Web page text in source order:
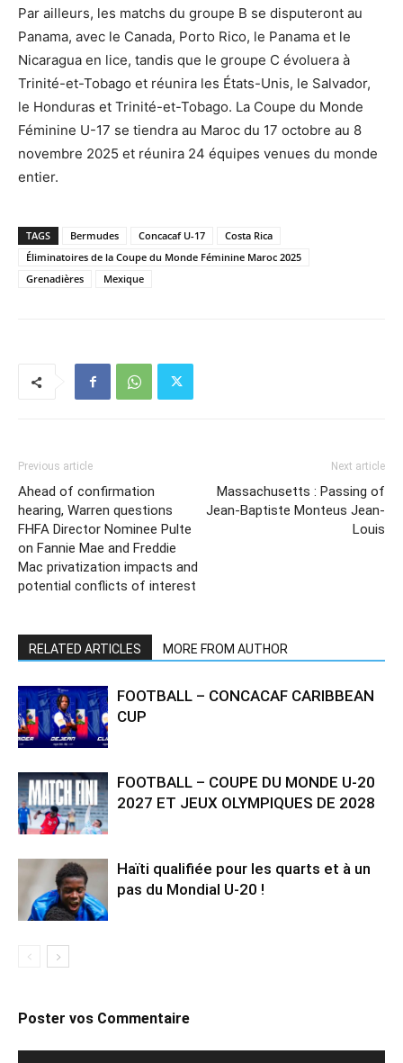
Par ailleurs, les matchs du groupe B se disputeront au
Panama, avec le Canada, Porto Rico, le Panama et le
Nicaragua en lice, tandis que le groupe C évoluera à
Trinité-et-Tobago et réunira les États-Unis, le Salvador,
le Honduras et Trinité-et-Tobago. La Coupe du Monde
Féminine U-17 se tiendra au Maroc du 17 octobre au 8
novembre 2025 et réunira 24 équipes venues du monde
entier.
TAGS Bermudes Concacaf U-17
Costa Rica
Éliminatoires de la Coupe du Monde Féminine Maroc 2025
Grenadières
Mexique
Previous article
Ahead of confirmation
hearing, Warren questions
FHFA Director Nominee Pulte
on Fannie Mae and Freddie
Mac privatization impacts and
potential conflicts of interest
Next article
Massachusetts : Passing of
Jean-Baptiste Monteus Jean-
Louis
RELATED ARTICLES MORE FROM AUTHOR
FOOTBALL – CONCACAF CARIBBEAN
CUP
FOOTBALL – COUPE DU MONDE U-20
2027 ET JEUX OLYMPIQUES DE 2028
Haïti qualifiée pour les quarts et à un
pas du Mondial U-20 !
Poster vos Commentaire